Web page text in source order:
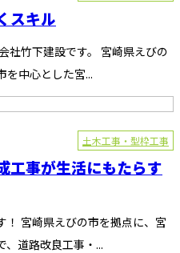
スキル
社竹下建設です。 宮崎県えびの
を中心とした宮...
土木工事・型枠工事
工事が生活にもたらす
！ 宮崎県えびの市を拠点に、宮
道路改良工事・...